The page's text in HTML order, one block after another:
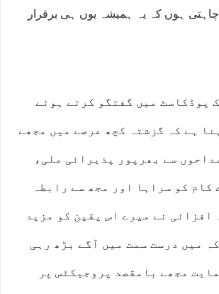
ہوں کہ یہ ہمیشہ یوں ہی برقرار
پوڈکاسٹ میں گفتگو کرتے ہوئے
ہے کہ گزشتہ کچھ عرصے میں مجھے
سے بھرپور پذیرائی ملی،
کام کو سراہا اور مجھ سے رابطہ
افزائی نے میرے اس یقین کو مزید
میں درست سمت میں آگے بڑھ رہی
مجھے بامقصد پروجیکٹس پر